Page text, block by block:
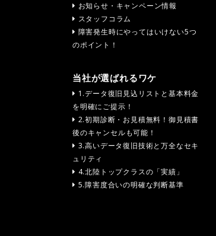
お知らせ・キャンペーン情報
スタッフコラム
障害発生時にやってはいけない5つ
のポイント！
当社が選ばれるワケ
1.データ復旧見込リストと基本料金
を明確にご提示！
2.初期診断・お見積無料！御見積書
後のキャンセルも可能！
3.高いデータ復旧技術と万全なセキ
ュリティ
4.北陸トップクラスの「実績」
5.障害度合いの明確な判断基準